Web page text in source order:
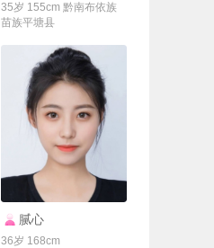
35岁 155cm 黔南布依族
苗族平塘县
腻心
36岁 168cm